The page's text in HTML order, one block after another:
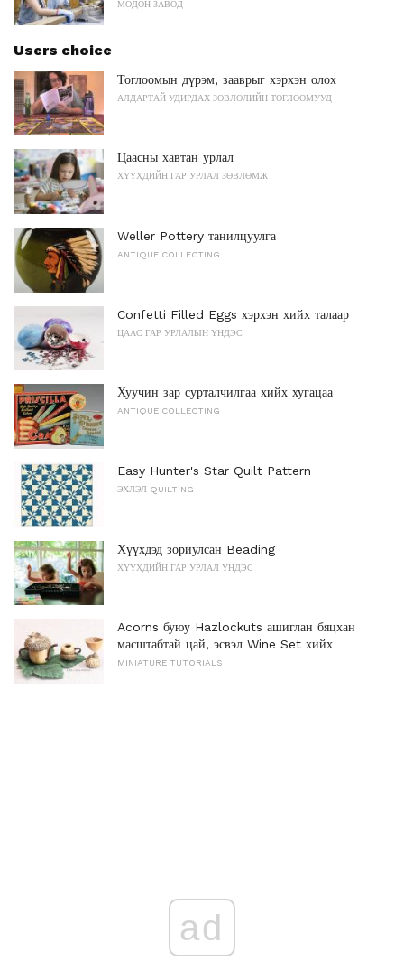
МОДОН ЗАВОД
Users choice
Тоглоомын дүрэм, зааврыг хэрхэн олох
АЛДАРТАЙ УДИРДАХ ЗӨВЛӨЛИЙН ТОГЛООМУУД
Цаасны хавтан урлал
ХҮҮХДИЙН ГАР УРЛАЛ ЗӨВЛӨМЖ
Weller Pottery танилцуулга
ANTIQUE COLLECTING
Confetti Filled Eggs хэрхэн хийх талаар
ЦААС ГАР УРЛАЛЫН ҮНДЭС
Хуучин зар сурталчилгаа хийх хугацаа
ANTIQUE COLLECTING
Easy Hunter's Star Quilt Pattern
ЭХЛЭЛ QUILTING
Хүүхдэд зориулсан Beading
ХҮҮХДИЙН ГАР УРЛАЛ ҮНДЭС
Acorns буюу Hazlockuts ашиглан бяцхан
масштабтай цай, эсвэл Wine Set хийх
MINIATURE TUTORIALS
ad